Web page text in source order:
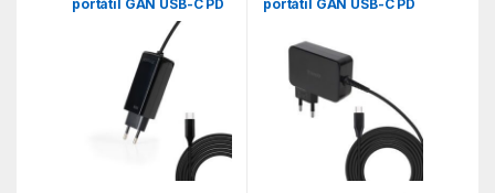
portátil GAN USB-C PD
portátil GAN USB-C PD